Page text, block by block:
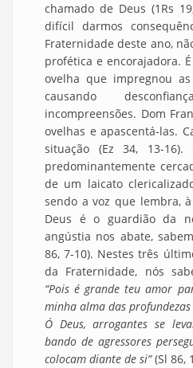
chamado de Deus (1Rs
difícil darmos
Fraternidade deste ano,
profética e encorajadora.
ovelha que impregnou
causando
incompreensões. Dom
ovelhas e apascentá-las.
situação (Ez 34, 13-
predominantemente
de um laicato
sendo a voz que lembra,
Deus é o guardião da
angústia nos abate,
86, 7-10). Nestes três
da Fraternidade, nós
“Pois é grande teu amor
minha alma das
Ó Deus, arrogantes se
bando de agressores
colocam diante de si”(Sl 86,